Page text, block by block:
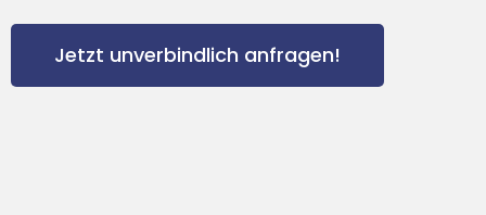
Jetzt unverbindlich anfragen!